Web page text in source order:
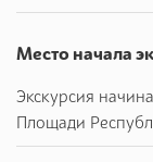
Место начала
Экскурсия
Площади